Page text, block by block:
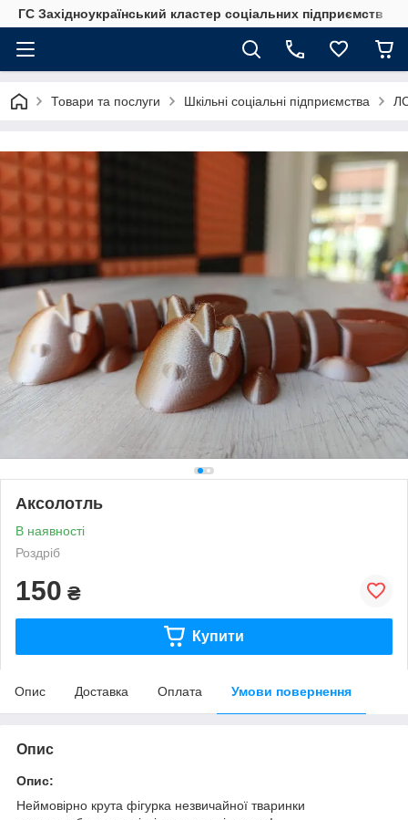
ГС Західноукраїнський кластер соціальних підприємств
Товари та послуги Шкільні соціальні підприємства
Аксолотль
В наявності
Роздріб
150 ₴
Купити
Опис Доставка Оплата Умови повернення
Опис
Опис:
Неймовірно крута фігурка незвичайної тваринки